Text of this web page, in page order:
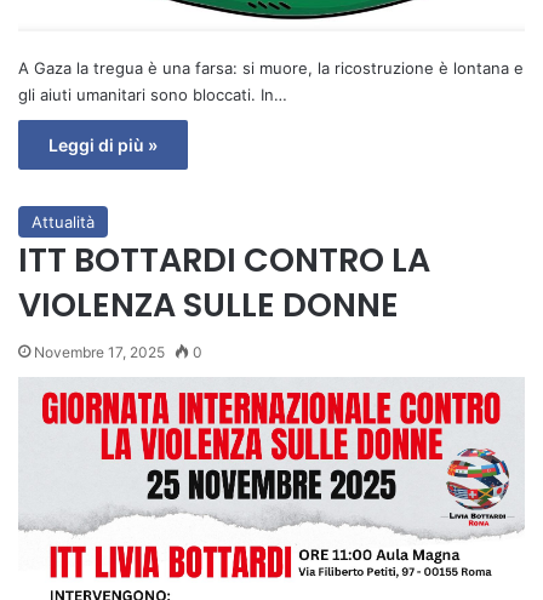
A Gaza la tregua è una farsa: si muore, la ricostruzione è lontana e
gli aiuti umanitari sono bloccati. In…
Leggi di più »
Attualità
ITT BOTTARDI CONTRO LA
VIOLENZA SULLE DONNE
Novembre 17, 2025 0